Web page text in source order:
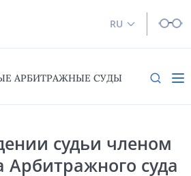
RU
АРБИТРАЖНЫЕ СУДЫ
судьи членом
Арбитражного суда